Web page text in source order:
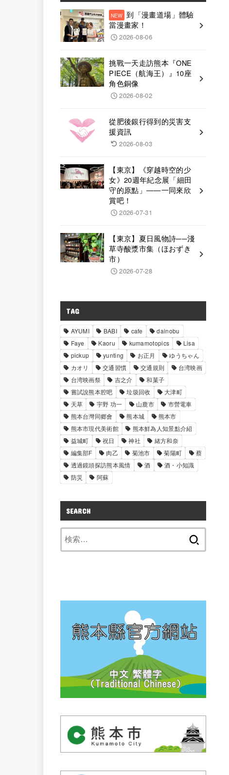
到「漫畫道場」體驗
當漫畫家！
2026-08-06
挑戰一天走訪熊本『ONE
PIECE（航海王）』10座
角色銅像
2026-08-02
從肥後銀行得到的災害支
援資訊
2026-08-03
【東京】《穿越時空的少
女》20週年紀念展「細田
守的原點」——一同來欣
賞吧！
2026-07-31
【東京】夏日風物詩──淺
草寺酸漿市集（ほおずき
市）
2026-07-28
TAG
AYUMI BABI cafe
dainobu
Faye
Kaoru kumamotopics
Lisa
pickup
yunting お正月
ゆうちゃん
カオリ
交通習慣 交通規則
台湾映画
台湾映画祭
吉之介
和菓子
嘗試說熊本腔吧
垃圾回收
大津町
天草
宇野 功一 山鹿市
市營電車
熊本台灣同郷會
熊本城
熊本市
熊本市現代美術館
熊本鮮為人知景點介紹
益城町
祝日 神社
緒方和奈
編集部F
肉乙 菊池市 菊陽町
蔡
透過鏡頭探訪熊本風情
酒
酒・小知識
防災
阿蘇
SEARCH